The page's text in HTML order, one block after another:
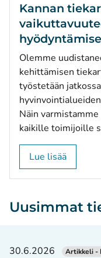
Kannan
Olemme
kehittämisen
työstetään
Näin
kaikille toimijoille
Lue lisää
Uusimmat
30.6.2026 Artikkeli -